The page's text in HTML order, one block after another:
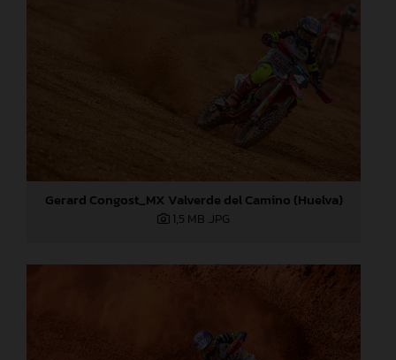
Gerard Congost_MX Valverde del Camino (Huelva)
1,5 MB .JPG